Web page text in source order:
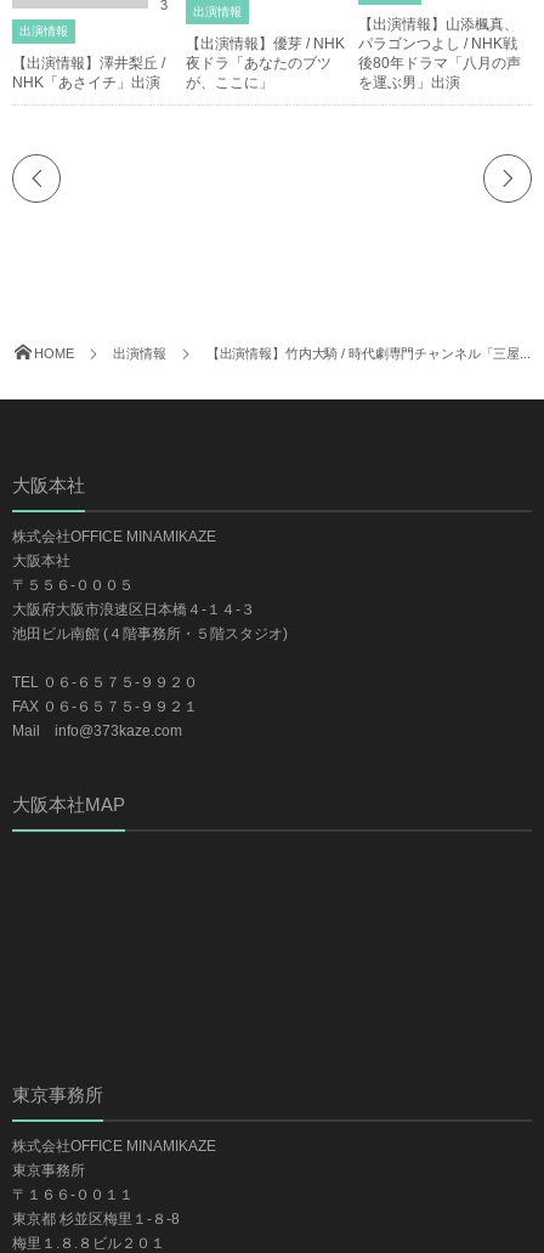
3
出演情報
【出演情報】澤井梨丘 /
NHK「あさイチ」出演
出演情報
【出演情報】優芽 / NHK
夜ドラ「あなたのブツ
が、ここに」
【出演情報】山添楓真、
パラゴンつよし / NHK戦
後80年ドラマ「八月の声
を運ぶ男」出演
HOME 出演情報 【出演情報】竹内大騎 / 時代劇専門チャンネル「三屋...
大阪本社
株式会社OFFICE MINAMIKAZE
大阪本社
〒５５６-０００５
大阪府大阪市浪速区日本橋４-１４-３
池田ビル南館 (４階事務所・５階スタジオ)
TEL ０６-６５７５-９９２０
FAX ０６-６５７５-９９２１
Mail info@373kaze.com
大阪本社MAP
東京事務所
株式会社OFFICE MINAMIKAZE
東京事務所
〒１６６-００１１
東京都 杉並区梅里１-８-8
梅里１.８.８ビル２０１